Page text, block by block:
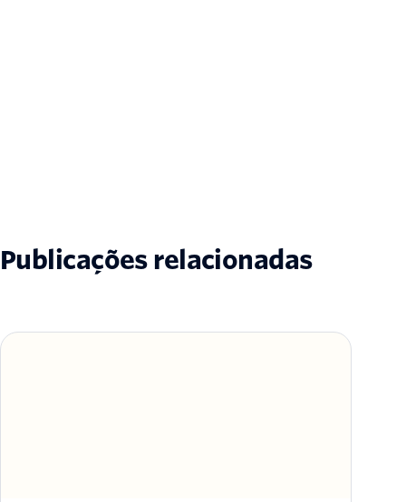
Publicações relacionadas